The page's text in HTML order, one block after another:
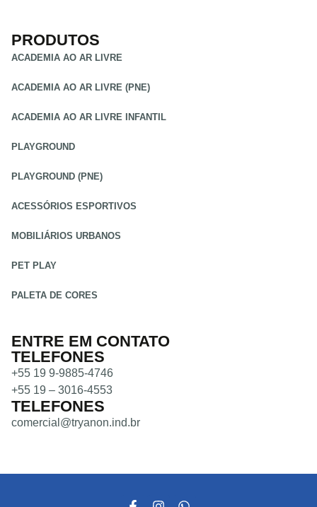
PRODUTOS
ACADEMIA AO AR LIVRE
ACADEMIA AO AR LIVRE (PNE)
ACADEMIA AO AR LIVRE INFANTIL
PLAYGROUND
PLAYGROUND (PNE)
ACESSÓRIOS ESPORTIVOS
MOBILIÁRIOS URBANOS
PET PLAY
PALETA DE CORES
ENTRE EM CONTATO
TELEFONES
+55 19 9-9885-4746
+55 19 – 3016-4553
TELEFONES
comercial@tryanon.ind.br